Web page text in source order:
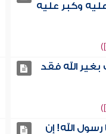
وكبر عليه
الله فقد
الله! إن